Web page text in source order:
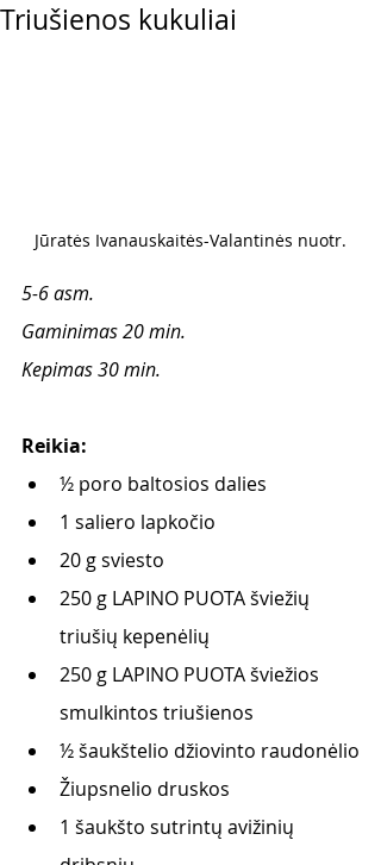
Triušienos kukuliai
Jūratės Ivanauskaitės-Valantinės nuotr.
5-6 asm.
Gaminimas 20 min.
Kepimas 30 min.
Reikia:
½ poro baltosios dalies
1 saliero lapkočio
20 g sviesto
250 g LAPINO PUOTA šviežių
triušių kepenėlių
250 g LAPINO PUOTA šviežios
smulkintos triušienos
½ šaukštelio džiovinto raudonėlio
Žiupsnelio druskos
1 šaukšto sutrintų avižinių